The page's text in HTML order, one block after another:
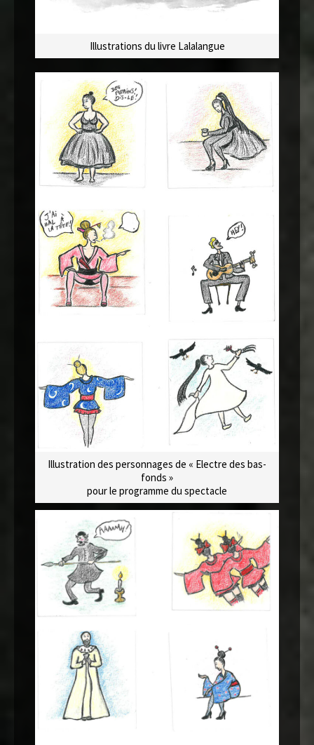
Illustrations du livre Lalalangue
Illustration des personnages de « Electre des bas-
fonds »
pour le programme du spectacle